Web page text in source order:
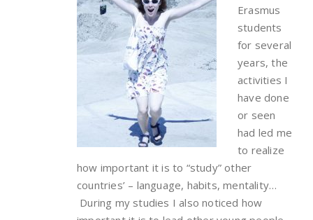
Erasmus
students
for several
years, the
activities I
have done
or seen
had led me
to realize
how important it is to “study” other
countries’ – language, habits, mentality…
During my studies I also noticed how